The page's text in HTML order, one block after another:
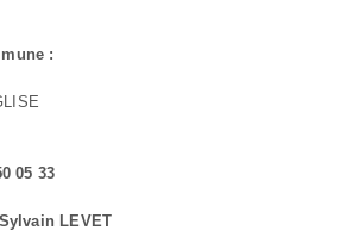
:
05 33
LEVET